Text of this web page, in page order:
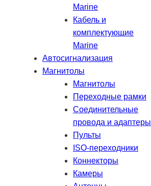
Marine
Кабель и
комплектующие
Marine
Автосигнализация
Магнитолы
Магнитолы
Переходные рамки
Соединительные
провода и адаптеры
Пульты
ISO-переходники
Коннекторы
Камеры